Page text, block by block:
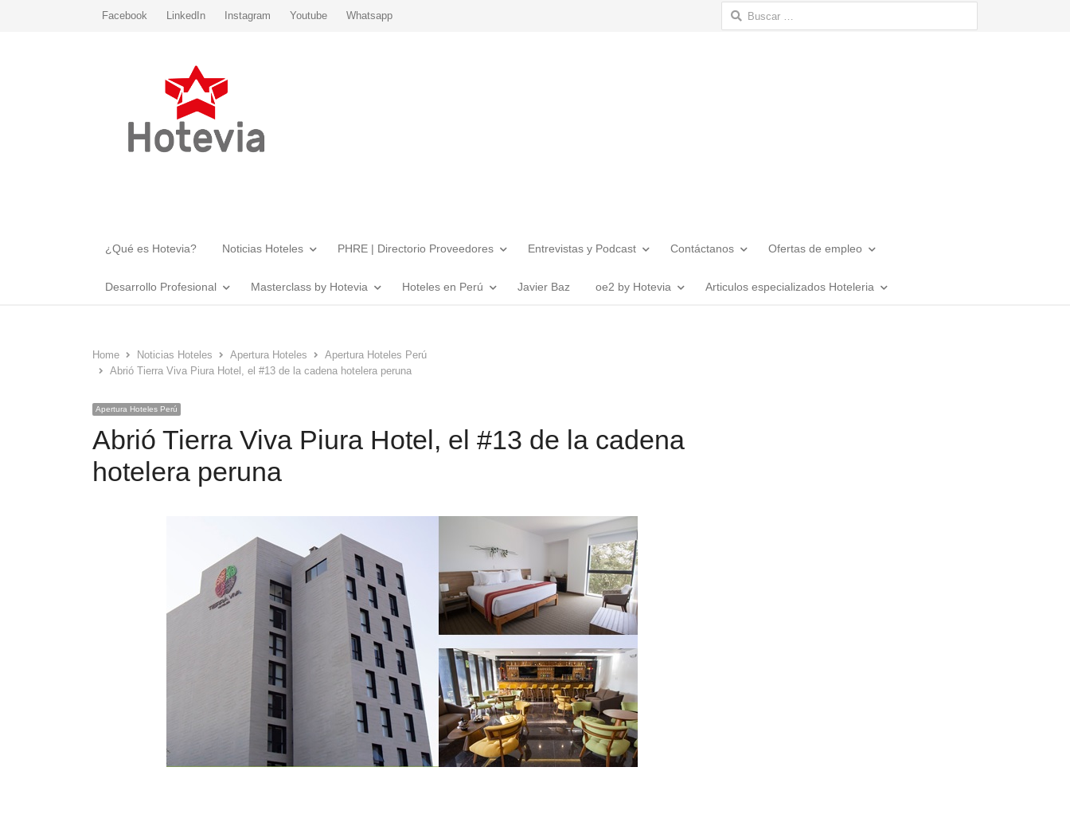
Facebook LinkedIn Instagram Youtube Whatsapp Buscar:
¿Qué es Hotevia? Noticias Hoteles PHRE | Directorio Proveedores Entrevistas y Podcast Contáctanos Ofertas de empleo
Desarrollo Profesional Masterclass by Hotevia Hoteles en Perú Javier Baz oe2 by Hotevia Articulos especializados Hoteleria
Home Noticias Hoteles Apertura Hoteles
Apertura Hoteles Perú
Abrió Tierra Viva Piura Hotel, el #13 de la cadena hotelera peruna
Apertura Hoteles Perú
Abrió Tierra Viva Piura Hotel, el #13 de la cadena
hotelera peruna